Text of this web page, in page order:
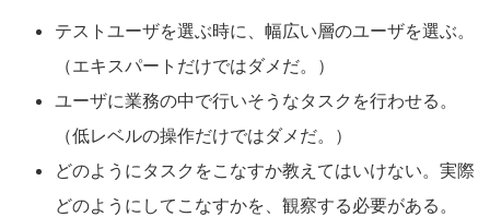
テストユーザを選ぶ時に、幅広い層のユーザを選ぶ。
（エキスパートだけではダメだ。）
ユーザに業務の中で行いそうなタスクを行わせる。
（低レベルの操作だけではダメだ。）
どのようにタスクをこなすか教えてはいけない。実際
どのようにしてこなすかを、観察する必要がある。